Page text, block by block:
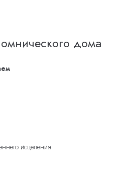
дома
исцеления